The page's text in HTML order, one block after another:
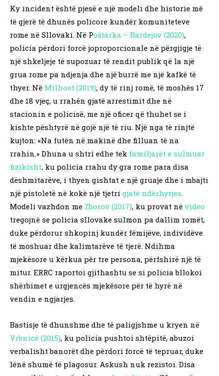
Ky incident është pjesë e një modeli dhe historie më
të gjerë të dhunës policore kundër komuniteteve
rome në Sllovaki. Në Poštárka – Bardejov (2020),
policia përdori forcë joproporcionale në përgjigje të
një shkeljeje të supozuar të rendit publik që la një
grua rome pa ndjenja dhe një burrë me një kafkë të
thyer. Në Milhost (2019), dy të rinj romë, të moshës 17
dhe 18 vjeç, u rrahën gjatë arrestimit dhe në
stacionin e policisë, me një oficer që thuhet se i
kishte pështyrë në gojë një të riu. Një nga të rinjtë
kujton: «Na futën në makinë dhe filluan të na
rrahin.» Dhuna u shtri edhe tek familjarët e sulmuar
fizikisht, ku policia rrahu dy gra rome para disa
dëshmitarëve, i thyen gishtat e një gruaje dhe i mbajti
një pistoletë në kokë një tjetri gjatë ndërhyrjes.
Modeli vazhdon me Zborov (2017), ku provat në video
tregojnë se policia sllovake sulmon pa dallim romët,
duke përdorur shkopinj kundër fëmijëve, individëve
të moshuar dhe kalimtarëve të tjerë. Ndihma
mjekësore u kërkua për tre persona, përfshirë një të
mitur. ERRC raportoi gjithashtu se si policia bllokoi
shërbimet e urgjencës mjekësore për të hyrë në
vendin e ngjarjes.
Bastisje të dhunshme dhe të paligjshme u kryen në
Vrbnicë (2015), ku policia pushtoi shtëpitë, abuzoi
verbalisht banorët dhe përdori forcë të tepruar, duke
lënë shumë të plagosur. Askush nuk rezistoi. Disa